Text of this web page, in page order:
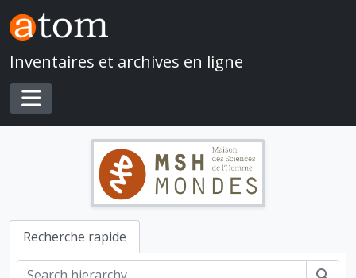
Skip to main content
Inventaires et archives en ligne
Toggle navigation
Recherche rapide